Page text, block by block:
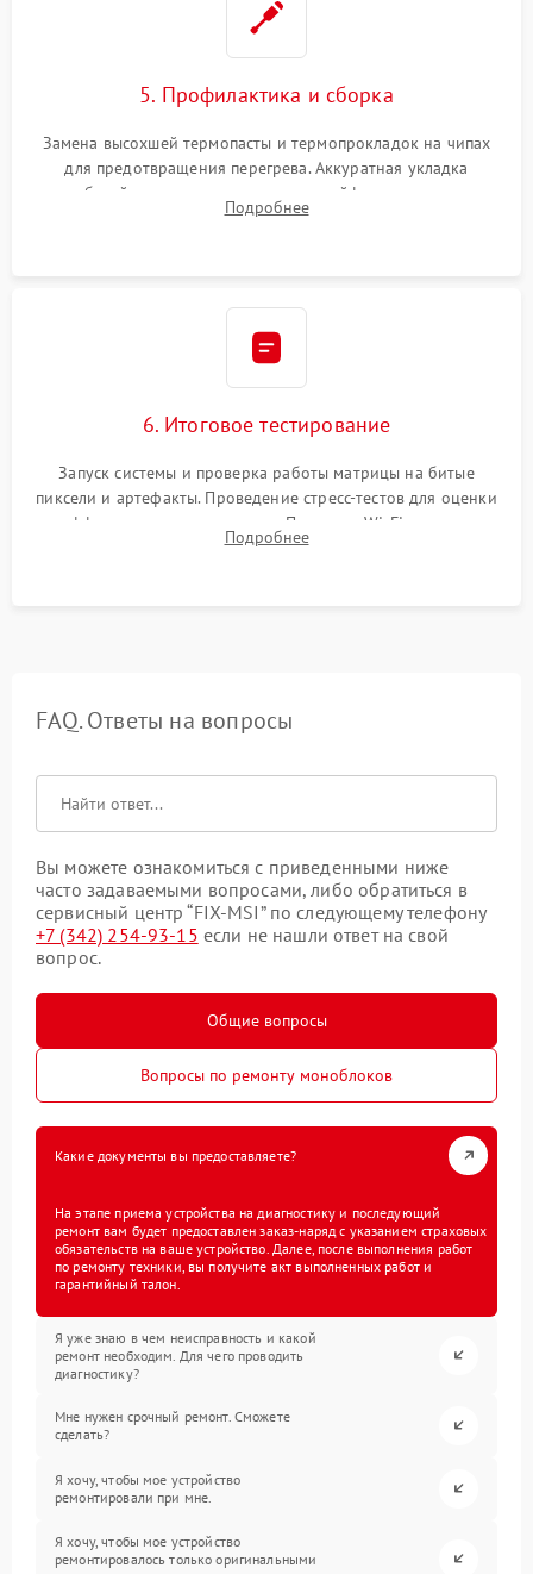
5. Профилактика и сборка
Замена высохшей термопасты и термопрокладок на чипах
для предотвращения перегрева. Аккуратная укладка
кабелей, подключение хрупких шлейфов матрицы и
надежная фиксация всех элементов внутри корпуса
Подробнее
6. Итоговое тестирование
Запуск системы и проверка работы матрицы на битые
пиксели и артефакты. Проведение стресс-тестов для оценки
эффективности охлаждения. Проверка Wi-Fi, камеры,
микрофона и всех портов перед выдачей устройства.
Подробнее
FAQ. Ответы на вопросы
Вы можете ознакомиться с приведенными ниже
часто задаваемыми вопросами, либо обратиться в
сервисный центр “FIX-MSI” по следующему телефону
+7 (342) 254-93-15 если не нашли ответ на свой
вопрос.
Общие вопросы
Вопросы по ремонту моноблоков
Какие документы вы предоставляете?
На этапе приема устройства на диагностику и последующий
ремонт вам будет предоставлен заказ-наряд с указанием страховых
обязательств на ваше устройство. Далее, после выполнения работ
по ремонту техники, вы получите акт выполненных работ и
гарантийный талон.
Я уже знаю в чем неисправность и какой
ремонт необходим. Для чего проводить
диагностику?
Мне нужен срочный ремонт. Сможете
сделать?
Я хочу, чтобы мое устройство
ремонтировали при мне.
Я хочу, чтобы мое устройство
ремонтировалось только оригинальными